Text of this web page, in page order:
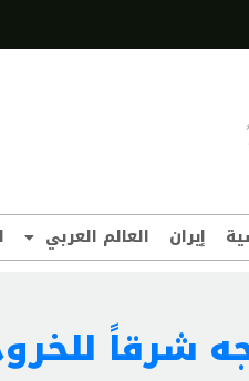
إيران العالم العربي
شرقاً